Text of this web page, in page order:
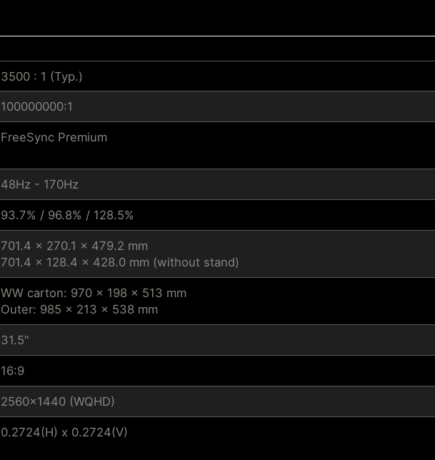
3500 : 1 (Typ.)
100000000:1
FreeSync Premium
48Hz - 170Hz
93.7% / 96.8% / 128.5%
701.4 x 270.1 x 479.2 mm
701.4 x 128.4 x 428.0 mm (without stand)
WW carton: 970 x 198 x 513 mm
Outer: 985 x 213 x 538 mm
31.5"
16:9
2560x1440 (WQHD)
0.2724(H) x 0.2724(V)